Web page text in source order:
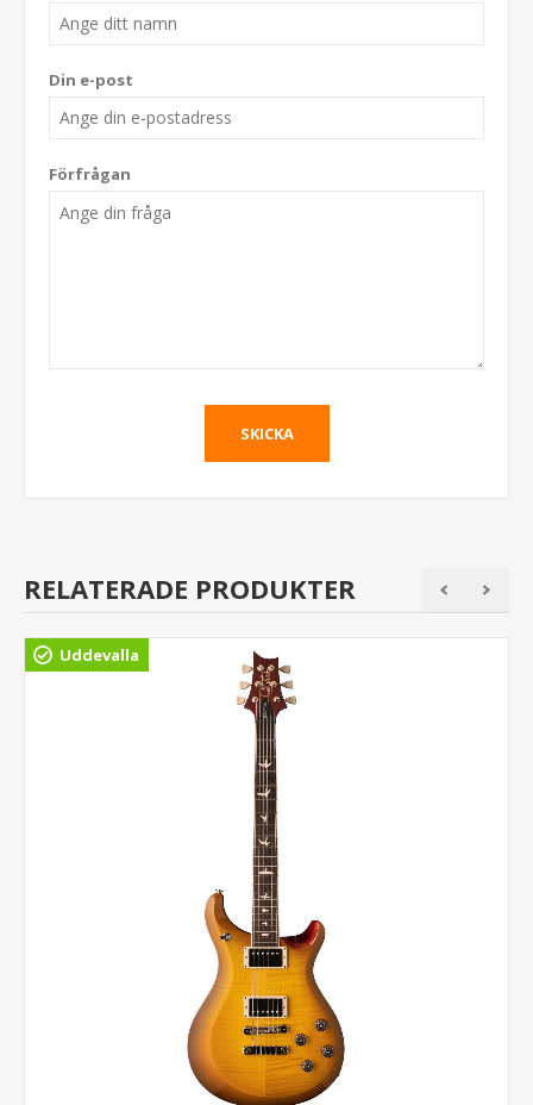
Din e-post
Förfrågan
RELATERADE PRODUKTER
Uddevalla